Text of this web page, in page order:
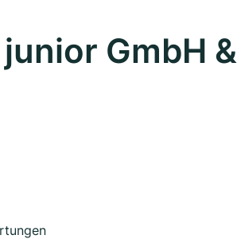
GmbH &